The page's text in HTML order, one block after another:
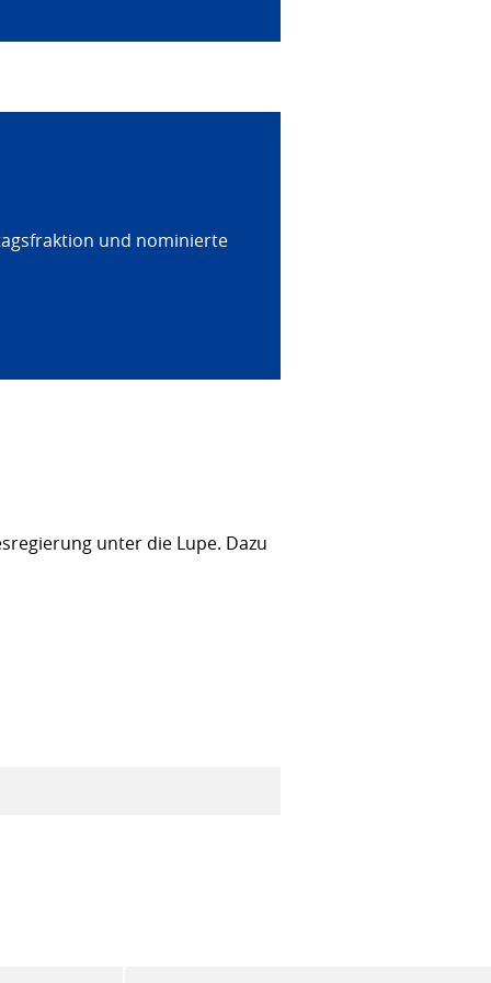
und nominierte
unter die Lupe. Dazu